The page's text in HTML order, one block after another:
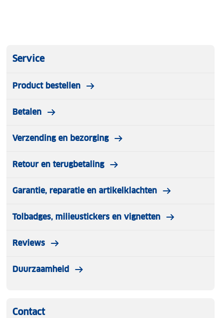
Service
Product bestellen
Betalen
Verzending en bezorging
Retour en terugbetaling
Garantie, reparatie en artikelklachten
Tolbadges, milieustickers en vignetten
Reviews
Duurzaamheid
Contact